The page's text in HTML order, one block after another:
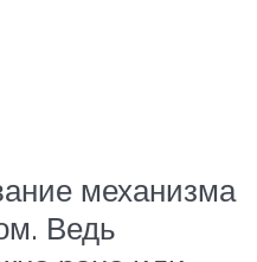
механизма
Ведь